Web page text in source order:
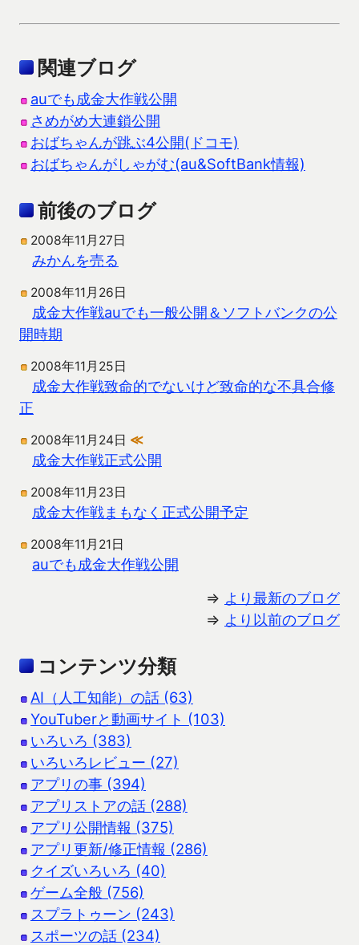
関連ブログ
auでも成金大作戦公開
さめがめ大連鎖公開
おばちゃんが跳ぶ4公開(ドコモ)
おばちゃんがしゃがむ(au&SoftBank情報)
前後のブログ
2008年11月27日
みかんを売る
2008年11月26日
成金大作戦auでも一般公開＆ソフトバンクの公
開時期
2008年11月25日
成金大作戦致命的でないけど致命的な不具合修
正
2008年11月24日 ≪
成金大作戦正式公開
2008年11月23日
成金大作戦まもなく正式公開予定
2008年11月21日
auでも成金大作戦公開
⇒ より最新のブログ
⇒ より以前のブログ
コンテンツ分類
AI（人工知能）の話 (63)
YouTuberと動画サイト (103)
いろいろ (383)
いろいろレビュー (27)
アプリの事 (394)
アプリストアの話 (288)
アプリ公開情報 (375)
アプリ更新/修正情報 (286)
クイズいろいろ (40)
ゲーム全般 (756)
スプラトゥーン (243)
スポーツの話 (234)